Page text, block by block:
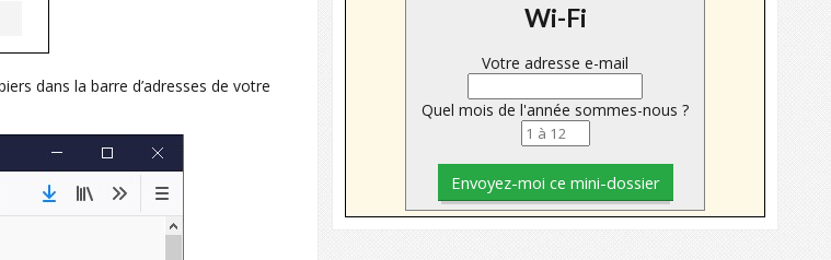
dans la barre d’adresses de votre
Wi-Fi
Votre adresse e-mail
Quel mois de l'année sommes-nous ?